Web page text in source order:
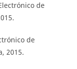
de
de
2015.